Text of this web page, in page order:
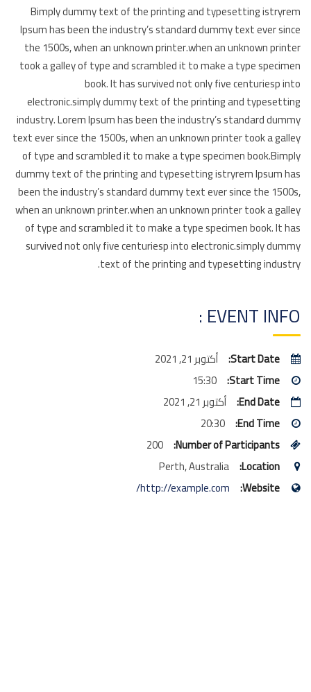
Bimply dummy text of the printing and typesetting istryrem
Ipsum has been the industry’s standard dummy text ever since
the 1500s, when an unknown printer.when an unknown printer
took a galley of type and scrambled it to make a type specimen
book. It has survived not only five centuriesp into
electronic.simply dummy text of the printing and typesetting
industry. Lorem Ipsum has been the industry’s standard dummy
text ever since the 1500s, when an unknown printer took a galley
of type and scrambled it to make a type specimen book.Bimply
dummy text of the printing and typesetting istryrem Ipsum has
been the industry’s standard dummy text ever since the 1500s,
when an unknown printer.when an unknown printer took a galley
of type and scrambled it to make a type specimen book. It has
survived not only five centuriesp into electronic.simply dummy
text of the printing and typesetting industry.
EVENT INFO :
Start Date:
أكتوبر 21, 2021
Start Time:
15:30
End Date:
أكتوبر 21, 2021
End Time:
20:30
Number of Participants:
200
Location:
Perth, Australia
Website:
http://example.com/